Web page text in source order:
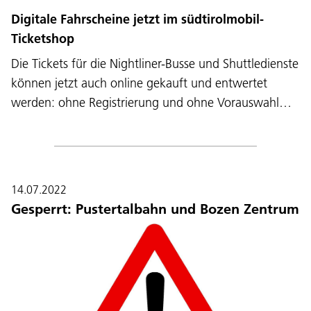
Digitale Fahrscheine jetzt im südtirolmobil-
Ticketshop
Die Tickets für die Nightliner-Busse und Shuttledienste
können jetzt auch online gekauft und entwertet
werden: ohne Registrierung und ohne Vorauswahl…
14.07.2022
Gesperrt: Pustertalbahn und Bozen Zentrum